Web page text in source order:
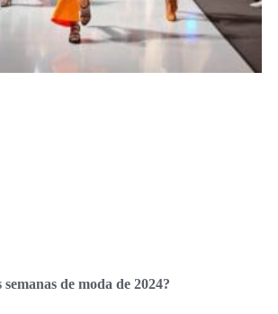
de moda de 2024?